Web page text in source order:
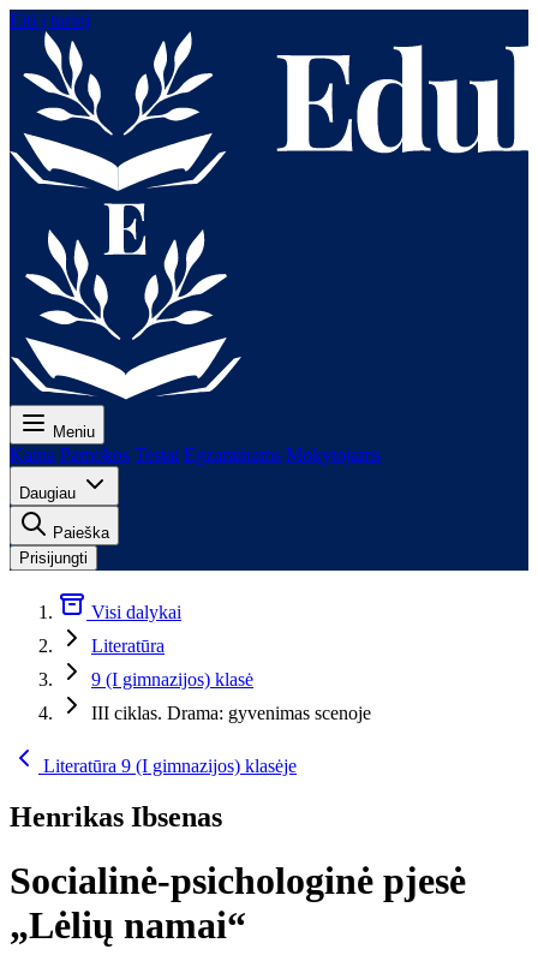
Eiti į turinį
Meniu
Kaina Pamokos Testai Egzaminams Mokytojams
Daugiau
Paieška
Prisijungti
Visi dalykai
Literatūra
9 (I gimnazijos) klasė
III ciklas. Drama: gyvenimas scenoje
Literatūra 9 (I gimnazijos) klasėje
Henrikas Ibsenas
Socialinė-psichologinė pjesė
„Lėlių namai“